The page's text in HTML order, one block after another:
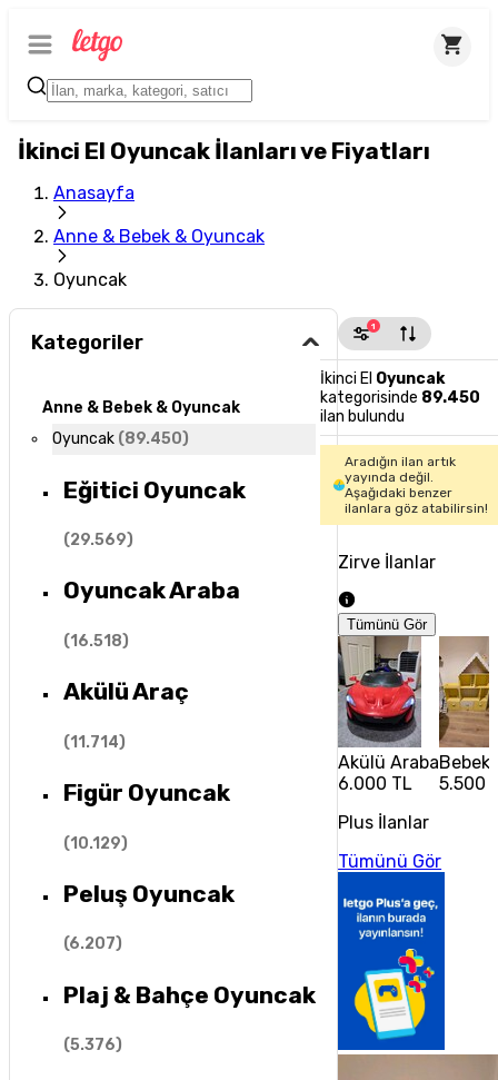
İkinci El Oyuncak İlanları ve Fiyatları
Anasayfa
Anne & Bebek & Oyuncak
Oyuncak
Kategoriler
Anne & Bebek & Oyuncak
Oyuncak (89.450)
Eğitici Oyuncak
(29.569)
Oyuncak Araba
(16.518)
Akülü Araç
(11.714)
Figür Oyuncak
(10.129)
Peluş Oyuncak
(6.207)
Plaj & Bahçe Oyuncak
(5.376)
1
İkinci El Oyuncak
kategorisinde 89.450
ilan bulundu
Aradığın ilan artık
yayında değil.
Aşağıdaki benzer
ilanlara göz atabilirsin!
Zirve İlanlar
Tümünü Gör
Akülü Araba
6.000 TL
Bebek
5.500
Plus İlanlar
Tümünü Gör